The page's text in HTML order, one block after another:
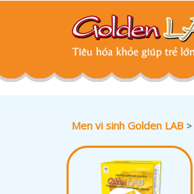
Men vi sinh Golden LAB >